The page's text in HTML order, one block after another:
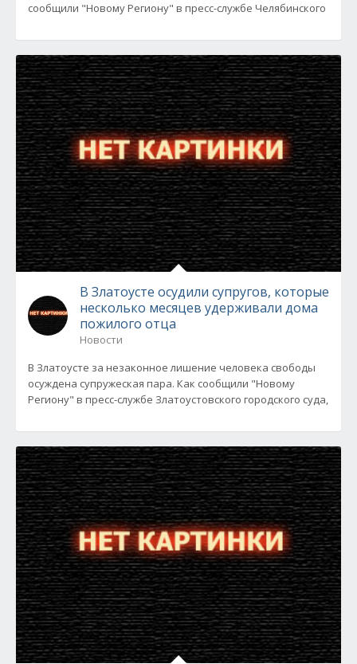
сообщили "Новому Региону" в пресс-службе Челябинского
В Златоусте осудили супругов, которые
несколько месяцев удерживали дома
пожилого отца
Новости
В Златоусте за незаконное лишение человека свободы
осуждена супружеская пара. Как сообщили "Новому
Региону" в пресс-службе Златоустовского городского суда,